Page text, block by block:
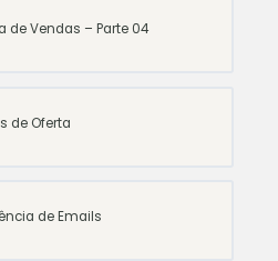
de Vendas – Parte 04
de Oferta
de Emails